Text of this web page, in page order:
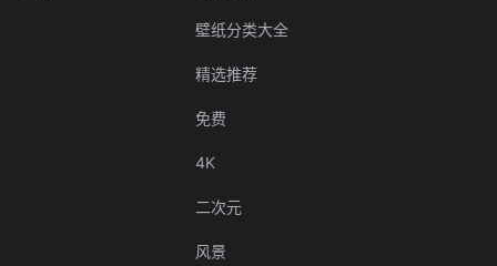
壁纸分类大全
精选推荐
免费
4K
二次元
风景